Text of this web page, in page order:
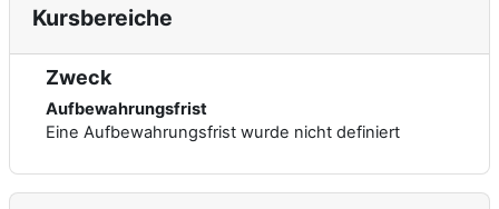
Kursbereiche
Zweck
Aufbewahrungsfrist
Eine Aufbewahrungsfrist wurde nicht definiert